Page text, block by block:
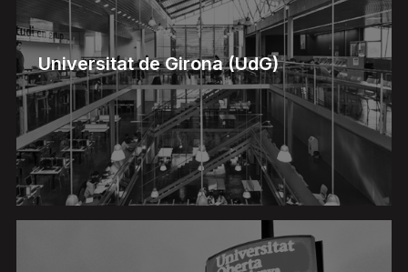
Universitat de Girona (UdG)